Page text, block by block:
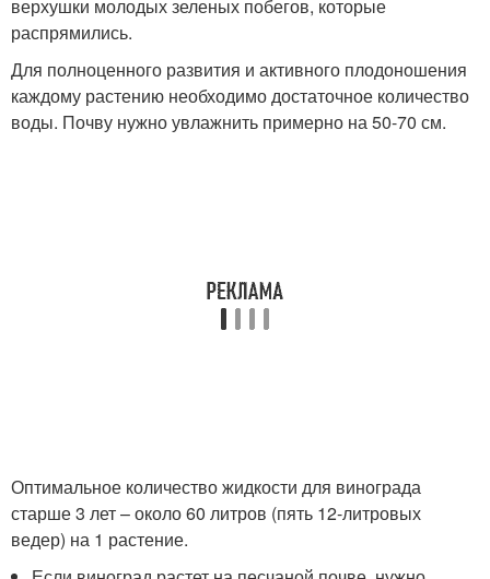
верхушки молодых зеленых побегов, которые
распрямились.
Для полноценного развития и активного плодоношения
каждому растению необходимо достаточное количество
воды. Почву нужно увлажнить примерно на 50-70 см.
Оптимальное количество жидкости для винограда
старше 3 лет – около 60 литров (пять 12-литровых
ведер) на 1 растение.